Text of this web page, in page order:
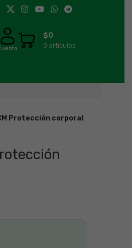
a toda la región de Aysén.
0 artículos
$0
Protección corporal